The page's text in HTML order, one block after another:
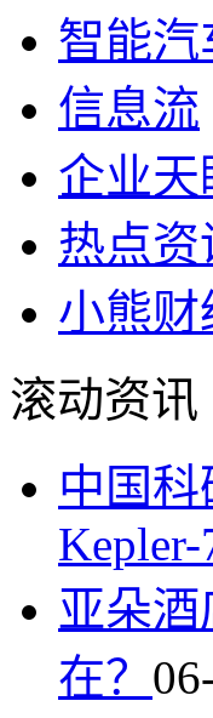
智能汽
信息流
企业天
热点资
小熊财
滚动资讯
中国
Kepler-
亚朵
在？